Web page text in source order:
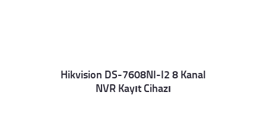
Details
Hikvision DS-7608NI-I2 8 Kanal
NVR Kayıt Cihazı